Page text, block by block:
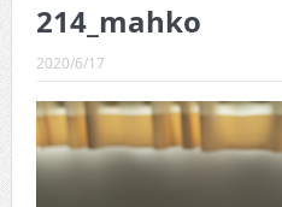
CINEMA×STYLE 290号
CINEMA×STYLE 289号
CINEMA×STYLE 288号
CINEMA×STYLE 287号
214_mahko
2020/6/17